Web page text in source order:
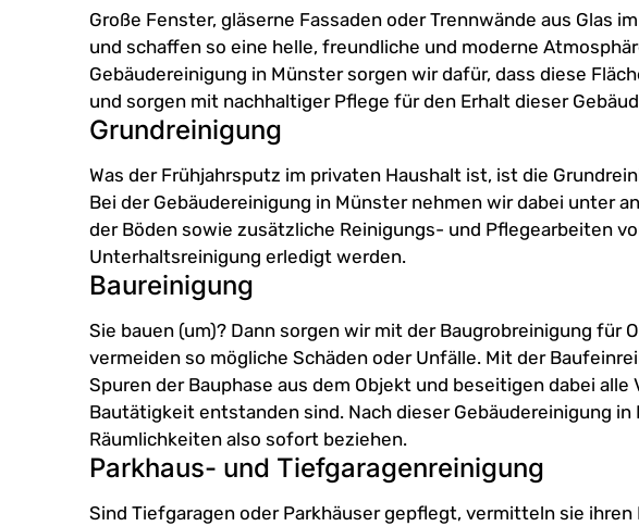
Große Fenster, gläserne Fassaden oder Trennwände aus Glas
und schaffen so eine helle, freundliche und moderne
Gebäudereinigung in Münster sorgen wir dafür, dass diese
und sorgen mit nachhaltiger Pflege für den Erhalt dieser
Grundreinigung
Was der Frühjahrsputz im privaten Haushalt ist, ist die
Bei der Gebäudereinigung in Münster nehmen wir dabei unter
der Böden sowie zusätzliche Reinigungs- und Pflegearbeiten
Unterhaltsreinigung erledigt werden.
Baureinigung
Sie bauen (um)? Dann sorgen wir mit der Baugrobreinigung für
vermeiden so mögliche Schäden oder Unfälle. Mit der
Spuren der Bauphase aus dem Objekt und beseitigen dabei
Bautätigkeit entstanden sind. Nach dieser Gebäudereinigung in
Räumlichkeiten also sofort beziehen.
Parkhaus- und Tiefgaragenreinigung
Sind Tiefgaragen oder Parkhäuser gepflegt, vermitteln sie